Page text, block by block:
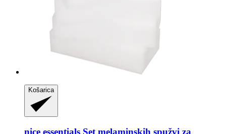
Košarica
nice essentials Set melaminskih spužvi za